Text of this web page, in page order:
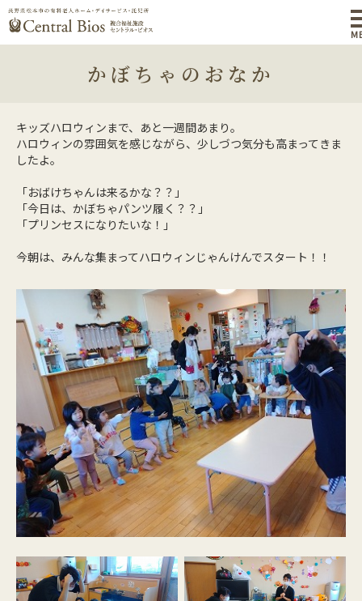
かぼちゃのおなか
キッズハロウィンまで、あと一週間あまり。
ハロウィンの雰囲気を感じながら、少しづつ気分も高まってきま
したよ。
「おばけちゃんは来るかな？？」
「今日は、かぼちゃパンツ履く？？」
「プリンセスになりたいな！」
今朝は、みんな集まってハロウィンじゃんけんでスタート！！